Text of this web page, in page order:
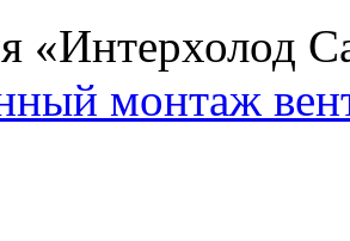
«Интерхолод
монтаж